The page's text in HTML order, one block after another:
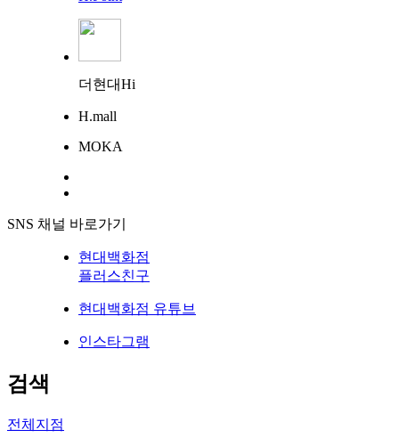
더현대Hi
H.mall
MOKA
SNS 채널 바로가기
현대백화점
플러스친구
현대백화점 유튜브
인스타그램
검색
전체지점